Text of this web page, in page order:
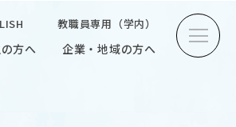
教職員専用（学内）
方へ 企業・地域の方へ